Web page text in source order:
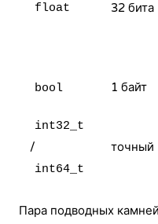
float 32 бита
bool 1 байт
int32_t
/
int64_t
точный
Пара подводных